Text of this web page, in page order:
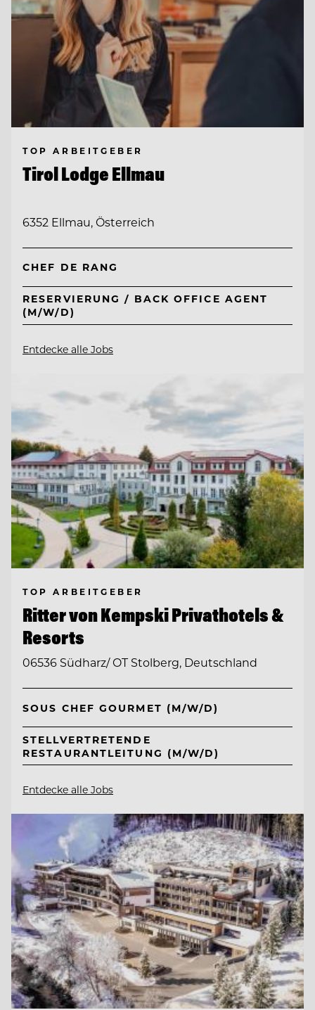
TOP ARBEITGEBER
Tirol Lodge Ellmau
6352 Ellmau, Österreich
CHEF DE RANG
RESERVIERUNG / BACK OFFICE AGENT
(M/W/D)
Entdecke alle Jobs
TOP ARBEITGEBER
Ritter von Kempski Privathotels &
Resorts
06536 Südharz/ OT Stolberg, Deutschland
SOUS CHEF GOURMET (M/W/D)
STELLVERTRETENDE
RESTAURANTLEITUNG (M/W/D)
Entdecke alle Jobs